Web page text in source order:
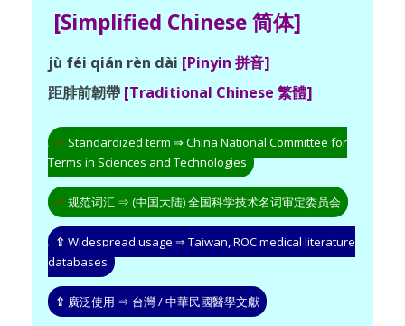
[Simplified Chinese 简体]
jù féi qián rèn dài [Pinyin 拼音]
距腓前韌帶 [Traditional Chinese 繁體]
✅ Standardized term ⇒ China National Committee for
Terms in Sciences and Technologies
✅规范词汇 ⇒ (中国大陆) 全国科学技术名词审定委员会
⇪ Widespread usage ⇒ Taiwan, ROC medical literature
databases
⇪ 廣泛使用 ⇒ 台灣 / 中華民國醫學文獻